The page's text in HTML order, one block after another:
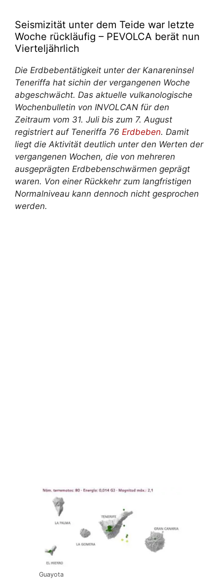
Seismizität unter dem Teide war letzte
Woche rückläufig – PEVOLCA berät nun
Vierteljährlich
Die Erdbebentätigkeit unter der Kanareninsel
Teneriffa hat sichin der vergangenen Woche
abgeschwächt. Das aktuelle vulkanologische
Wochenbulletin von INVOLCAN für den
Zeitraum vom 31. Juli bis zum 7. August
registriert auf Teneriffa 76 Erdbeben. Damit
liegt die Aktivität deutlich unter den Werten der
vergangenen Wochen, die von mehreren
ausgeprägten Erdbebenschwärmen geprägt
waren. Von einer Rückkehr zum langfristigen
Normalniveau kann dennoch nicht gesprochen
werden.
Guayota